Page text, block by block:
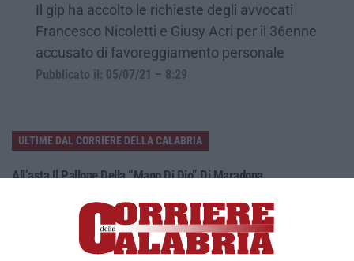
Il gip ha accolto le richieste degli avvocati
Francesco Nicoletti e Giusy Acri per il 36enne
accusato di favoreggiamento personale
Pubblicato il: 05/07/21 – 8:29
ULTIME DAL CORRIERE DELLA CALABRIA
All’asta Il Pallone Della “mano Di Dio” Di Maradona
vittoria dell’Argentina sull’Inghilterra ai Mondiali del 1986 potrebbe
08 Agosto, 23:28